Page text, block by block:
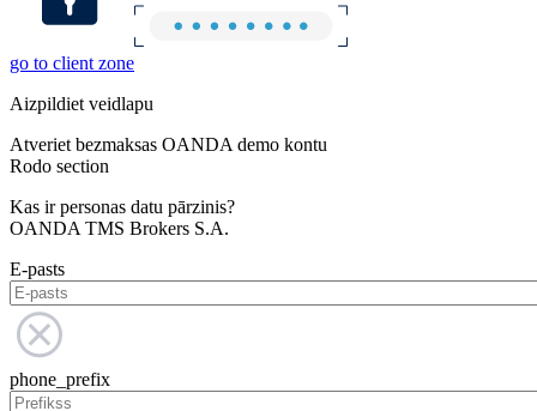
go to client zone
Aizpildiet veidlapu
Atveriet bezmaksas OANDA demo kontu
Rodo section
Kas ir personas datu pārzinis?
OANDA TMS Brokers S.A.
E-pasts
phone_prefix